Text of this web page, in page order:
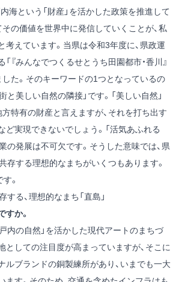
海という「財産」を活かした政策を推進して
その価値を世界中に発信していくことが、私
考えています。当県は令和3年度に、県政運
『みんなでつくるせとうち田園都市・香川』
した。そのキーワードの1つとなっているの
と美しい自然の隣接」です。「美しい自然」
方特有の財産と言えますが、それを打ち出す
ど実現できないでしょう。「活気あふれる
の発展は不可欠です。そうした意味では、県
存する理想的なまちがいくつもあります。
。
する、理想的なまち「直島」
か。
内の自然」を活かした現代アートのまちづ
としての注目度が高まっていますが、そこに
ルブランドの銅製練所があり、いまでも一大